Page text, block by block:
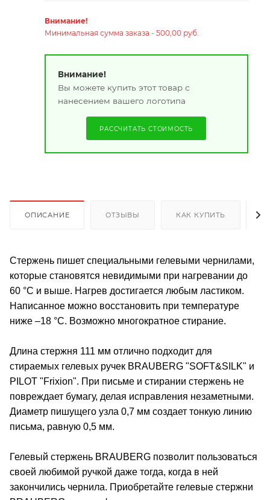
Внимание!
Минимальная сумма заказа - 500,00 руб.
Внимание!
Вы можете купить этот товар с
нанесением вашего логотипа
РАССЧИТАТЬ СТОИМОСТЬ
ОПИСАНИЕ ОТЗЫВЫ КАК КУПИТЬ
Стержень пишет специальными гелевыми чернилами,
которые становятся невидимыми при нагревании до
60 °С и выше. Нагрев достигается любым ластиком.
Написанное можно восстановить при температуре
ниже –18 °С. Возможно многократное стирание.
Длина стержня 111 мм отлично подходит для
стираемых гелевых ручек BRAUBERG "SOFT&SILK" и
PILOT "Frixion". При письме и стирании стержень не
повреждает бумагу, делая исправления незаметными.
Диаметр пишущего узла 0,7 мм создает тонкую линию
письма, равную 0,5 мм.
Гелевый стержень BRAUBERG позволит пользоваться
своей любимой ручкой даже тогда, когда в ней
закончились чернила. Приобретайте гелевые стержни